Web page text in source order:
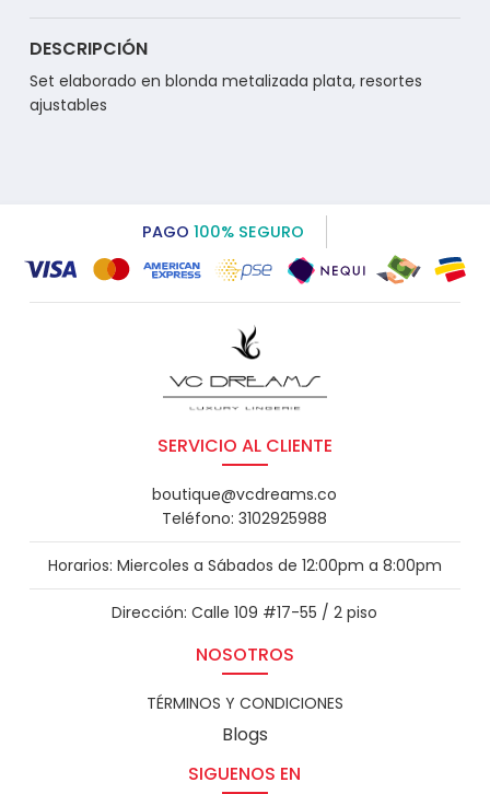
DESCRIPCIÓN
Set elaborado en blonda metalizada plata, resortes
ajustables
PAGO 100% SEGURO
SERVICIO AL CLIENTE
boutique@vcdreams.co
Teléfono: 3102925988
Horarios: Miercoles a Sábados de 12:00pm a 8:00pm
Dirección: Calle 109 #17-55 / 2 piso
NOSOTROS
TÉRMINOS Y CONDICIONES
Blogs
SIGUENOS EN